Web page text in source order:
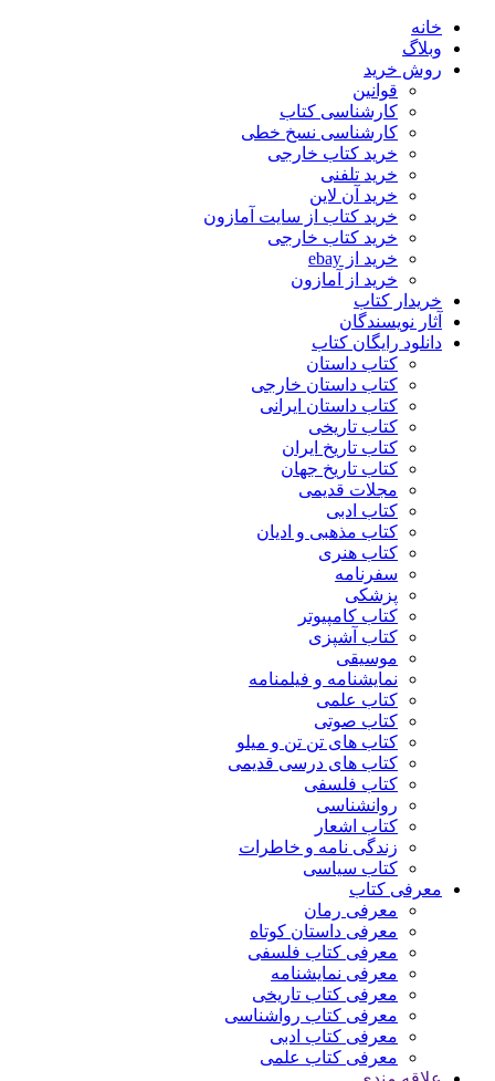
خانه
وبلاگ
روش خرید
قوانین
کارشناسی کتاب
کارشناسی نسخ خطی
خرید کتاب خارجی
خرید تلفنی
خرید آن لاین
خرید کتاب از سایت آمازون
خرید کتاب خارجی
خرید از ebay
خرید از آمازون
خریدار کتاب
آثار نویسندگان
دانلود رایگان کتاب
کتاب داستان
کتاب داستان خارجی
کتاب داستان ایرانی
کتاب تاریخی
کتاب تاریخ ایران
کتاب تاریخ جهان
مجلات قدیمی
کتاب ادبی
کتاب مذهبی و ادیان
کتاب هنری
سفرنامه
پزشکی
کتاب کامپیوتر
کتاب آشپزی
موسیقی
نمایشنامه و فیلمنامه
کتاب علمی
کتاب صوتی
کتاب های تن تن و میلو
کتاب های درسی قدیمی
کتاب فلسفی
روانشناسی
کتاب اشعار
زندگی نامه و خاطرات
کتاب سیاسی
معرفی کتاب
معرفی رمان
معرفی داستان کوتاه
معرفی کتاب فلسفی
معرفی نمایشنامه
معرفی کتاب تاریخی
معرفی کتاب رواشناسی
معرفی کتاب ادبی
معرفی کتاب علمی